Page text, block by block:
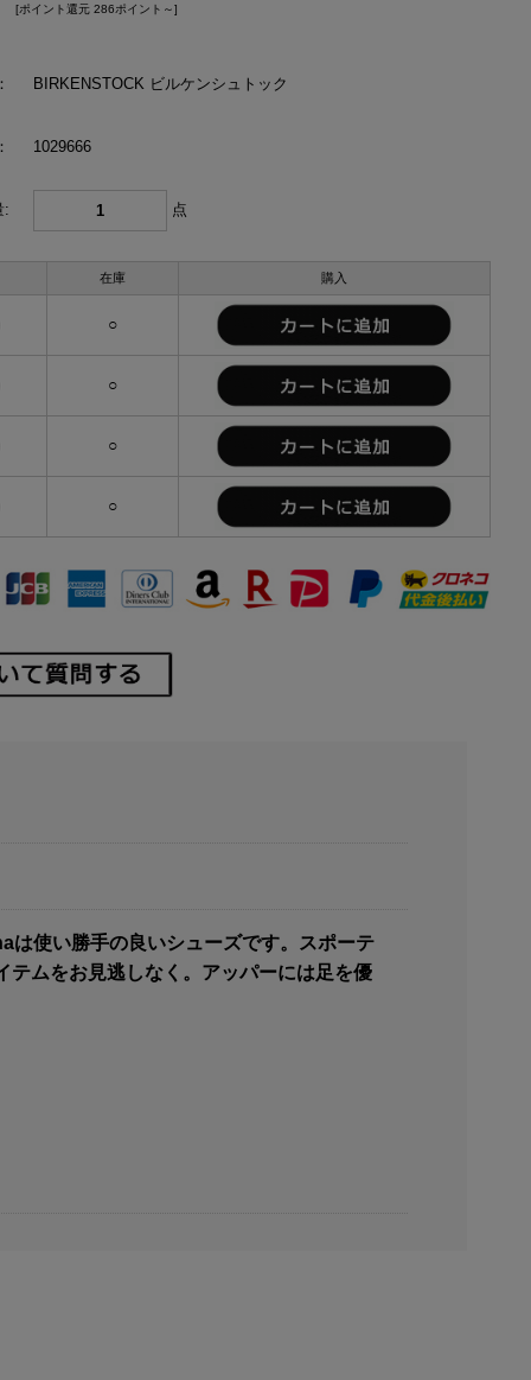
[ポイント還元 286ポイント～]
BIRKENSTOCK ビルケンシュトック
1029666
: 点
在庫 購入
○
○
○
○
使い勝手の良いシューズです。スポーテ
テムをお見逃しなく。アッパーには足を優